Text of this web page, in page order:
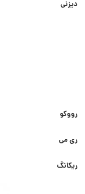
دیزنی
رووکو
ری می
ریکانگ